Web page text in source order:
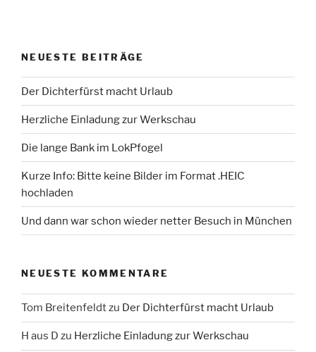
NEUESTE BEITRÄGE
Der Dichterfürst macht Urlaub
Herzliche Einladung zur Werkschau
Die lange Bank im LokPfogel
Kurze Info: Bitte keine Bilder im Format .HEIC
hochladen
Und dann war schon wieder netter Besuch in München
NEUESTE KOMMENTARE
Tom Breitenfeldtzu Der Dichterfürst macht Urlaub
H aus D zu Herzliche Einladung zur Werkschau